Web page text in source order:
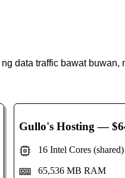
data traffic bawat buwan,
Gullo's Hosting —
16 Intel Cores (shared)
65,536 MB RAM